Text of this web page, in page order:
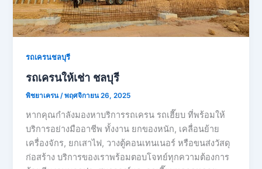
รถเครนชลบุรี
รถเครนให้เช่า ชลบุรี
พิชยาเครน /พฤศจิกายน 26, 2025
หากคุณกำลังมองหาบริการรถเครน รถเฮี๊ยบ ที่พร้อมให้
บริการอย่างมืออาชีพ ทั้งงาน ยกของหนัก, เคลื่อนย้าย
เครื่องจักร, ยกเสาไฟ, วางตู้คอนเทนเนอร์ หรือขนส่งวัสดุ
ก่อสร้าง บริการของเราพร้อมตอบโจทย์ทุกความต้องการ